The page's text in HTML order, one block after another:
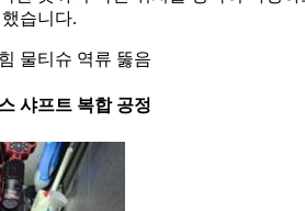
습니다.
물티슈 역류 뚫음
샤프트 복합 공정